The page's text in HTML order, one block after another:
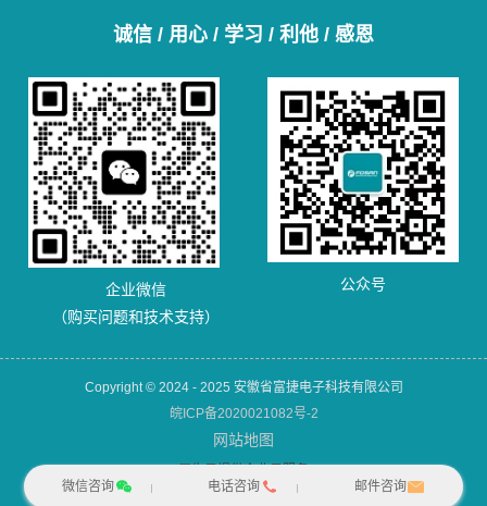
诚信 / 用心 / 学习 / 利他 / 感恩
企业微信
（购买问题和技术支持）
公众号
Copyright © 2024 - 2025 安徽省富捷电子科技有限公司
皖ICP备2020021082号-2
网站地图
微信咨询
电话咨询 邮件咨询